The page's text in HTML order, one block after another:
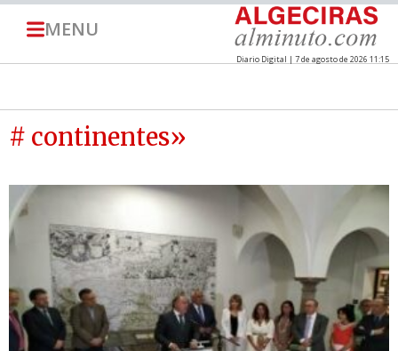
MENU
Diario Digital | 7 de agosto de 2026 11:15
# continentes»